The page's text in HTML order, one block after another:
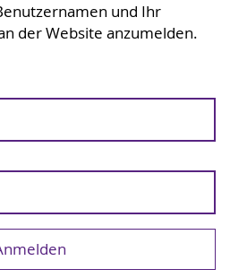
und Ihr
der Website anzumelden.